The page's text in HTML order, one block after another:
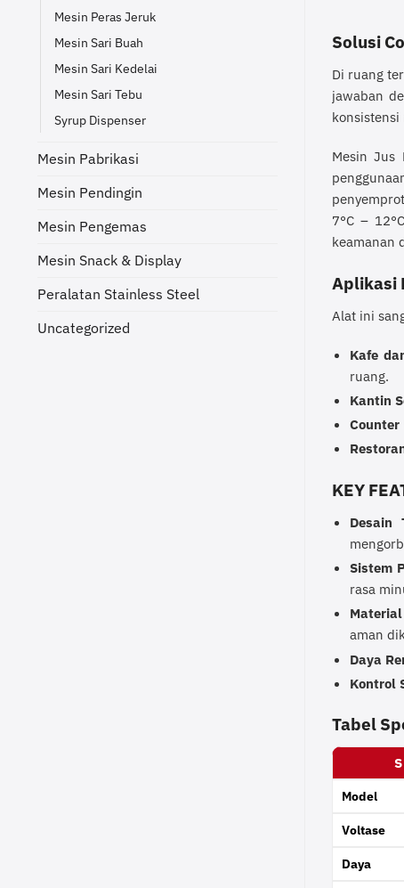
Mesin Peras Jeruk
Mesin Sari Buah
Mesin Sari Kedelai
Mesin Sari Tebu
Syrup Dispenser
Mesin Pabrikasi
Mesin Pendingin
Mesin Pengemas
Mesin Snack & Display
Peralatan Stainless Steel
Uncategorized
Solusi
Di ruang
jawaban
konsistensi
Mesin Jus
7°C –
keamanan
Aplikasi
Alat ini
Kafe
ruang.
Kantin
Counter
KEY
Desain
Sistem
rasa
aman
Daya
Kontrol
Tabel
Model
Voltase
Daya